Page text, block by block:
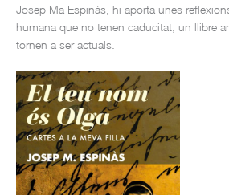
Josep Ma Espinàs, hi aporta unes
humana que no tenen caducitat, un llibre
tornen a ser actuals.